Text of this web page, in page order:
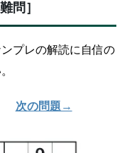
問］
プレの解読に自信の
次の問題→